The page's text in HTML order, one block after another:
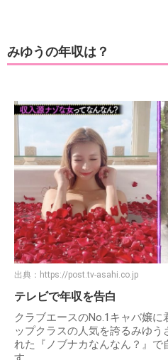
みゆうの年収は？
出典： https://post.tv-asahi.co.jp
テレビで年収を告白
クラブエースのNo.1キャバ嬢
ップクラスの人気を誇るみゆう
れた『ノブナカなんなん？』で